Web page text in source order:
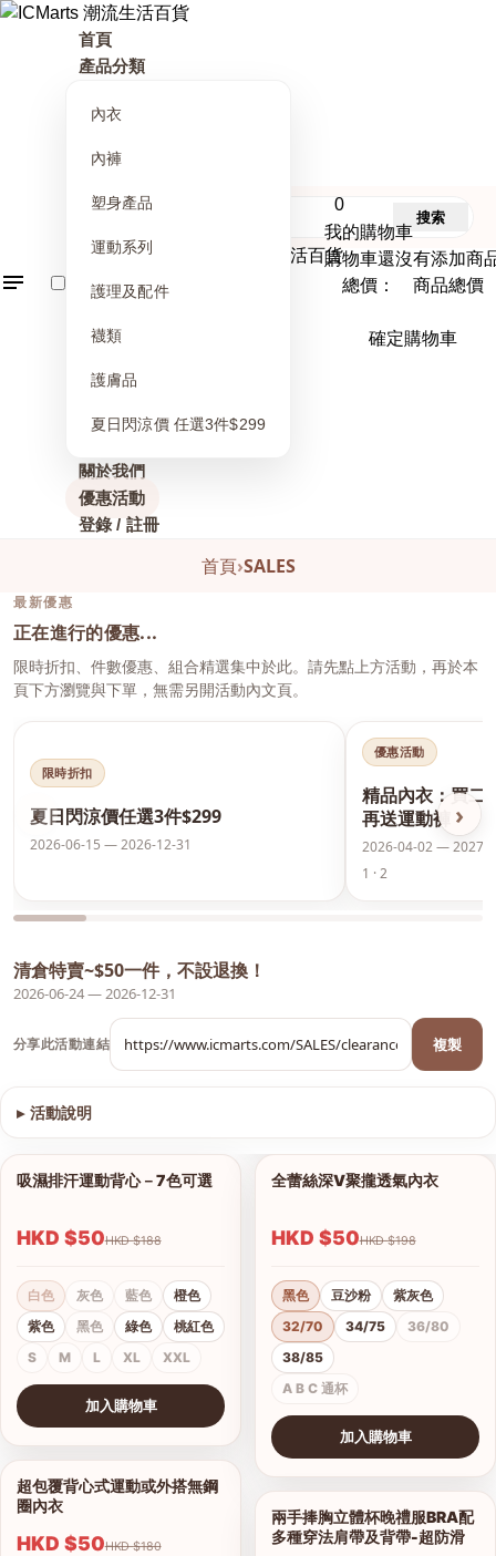
首頁
產品分類
內衣
內褲
塑身產品
運動系列
護理及配件
襪類
護膚品
夏日閃涼價 任選3件$299
關於我們
優惠活動
登錄 / 註冊
0
我的購物車
購物車還沒有添加商
總價： 商品總價
確定購物車
搜索
首頁›SALES
最新優惠
正在進行的優惠...
限時折扣、件數優惠、組合精選集中於此。請先點上方活動，再於本
頁下方瀏覽與下單，無需另開活動內文頁。
‹ ›
限時折扣
夏日閃涼價任選3件$299
2026-06-15 — 2026-12-31
優惠活動
精品內衣：買二
再送運動褲
2026-04-02 — 2027-
1 · 2
清倉特賣~$50一件，不設退換！
2026-06-24 — 2026-12-31
分享此活動連結 複製
▸ 活動說明
1/9
查看圖片
吸濕排汗運動背心－7色可選
HKD $50 HKD $188
白色 灰色 藍色
橙色
紫色
黑色 綠色
桃紅色
S
M L XL XXL
加入購物車
1/4
查看圖片
超包覆背心式運動或外搭無鋼
圈內衣
HKD $50 HKD $180
全蕾絲深V聚攏透氣內衣
HKD $50 HKD $198
黑色 豆沙粉
紫灰色
32/70
34/75
36/80
38/85
A B C 通杯
加入購物車
1/12
查看圖片
兩手捧胸立體杯晚禮服BRA配
多種穿法肩帶及背帶-超防滑